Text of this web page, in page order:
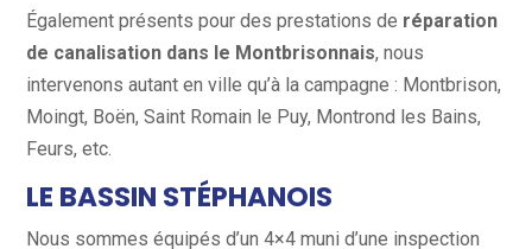
Également présents pour des prestations de réparation
de canalisation dans le Montbrisonnais, nous
intervenons autant en ville qu’à la campagne : Montbrison,
Moingt, Boën, Saint Romain le Puy, Montrond les Bains,
Feurs, etc.
LE BASSIN STÉPHANOIS
Nous sommes équipés d’un 4×4 muni d’une inspection